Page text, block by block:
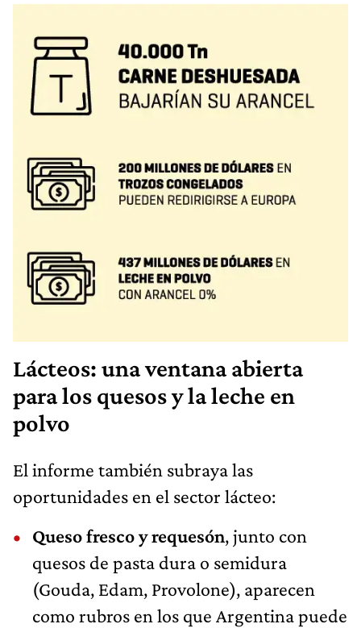
Lácteos: una ventana abierta
para los quesos y la leche en
polvo
El informe también subraya las
oportunidades en el sector lácteo:
Queso fresco y requesón, junto con
quesos de pasta dura o semidura
(Gouda, Edam, Provolone), aparecen
como rubros en los que Argentina puede